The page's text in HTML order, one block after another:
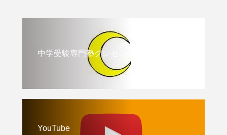
中学受験専門塾クレセント
YouTube